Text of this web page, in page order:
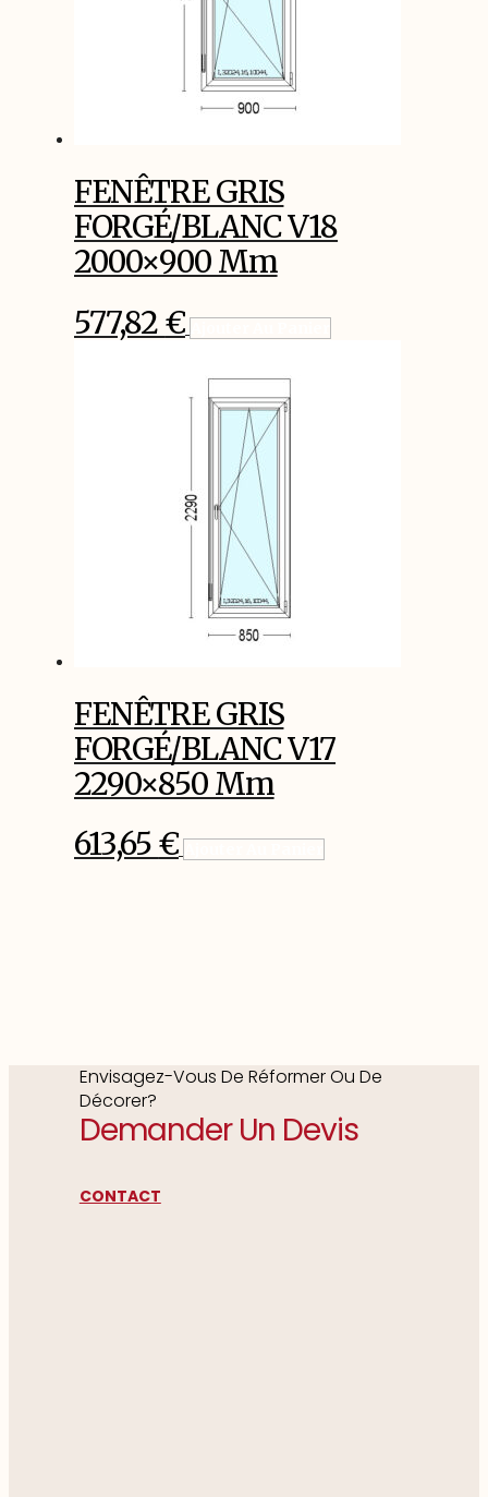
FENÊTRE GRIS
FORGÉ/BLANC V18
2000×900 Mm
577,82€
FENÊTRE GRIS
FORGÉ/BLANC V17
2290×850 Mm
613,65€
Envisagez-Vous De Réformer Ou De
Décorer?
Demander Un Devis
CONTACT